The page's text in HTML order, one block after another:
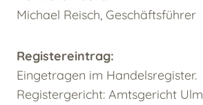
Michael Reisch, Geschäftsführer
Registereintrag:
Eingetragen im Handelsregister.
Registergericht: Amtsgericht Ulm